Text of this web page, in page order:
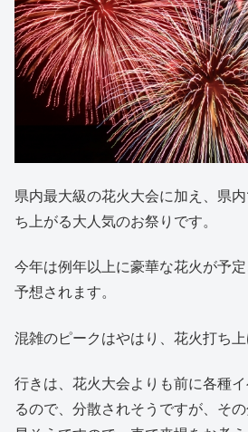
県内最大級の花火大会に加え、県
ち上がる大人気のお祭りです。
今年は例年以上に豪華な花火が予
予想されます。
混雑のピークはやはり、花火打ち上
行きは、花火大会よりも前に各種
るので、分散されそうですが、そ